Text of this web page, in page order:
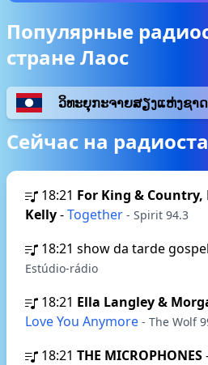
Популярные
стране Лаос
ວິທະຍຸກະຈາຍສຽງແຫ່ງຊາ
Сейчас на
18:21 For King &
Kelly-Together - Spirit 94.3
18:21 show da tarde
Estúdio-rádio
18:21 Ella Langley &
Love You Anymore - The Wolf
18:21 THE MICROPHONES